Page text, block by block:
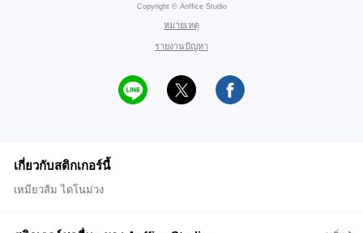
Copyright © Aoffice Studio
หมายเหตุ
รายงานปัญหา
เกี่ยวกับสติกเกอร์นี้
เหมียวส้ม ไดโนม่วง